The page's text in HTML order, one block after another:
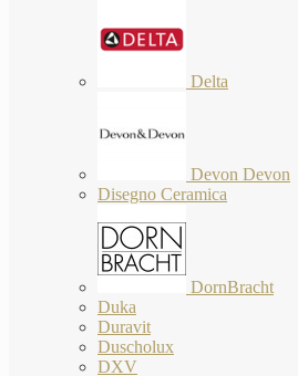
Delta
Devon Devon
Disegno Ceramica
DornBracht
Duka
Duravit
Duscholux
DXV